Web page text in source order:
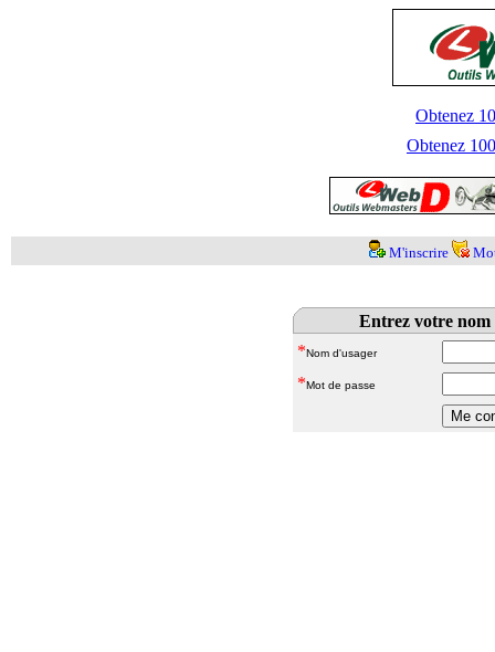
Obtenez
Obtenez
M'inscrire
Entrez votre nom
*Nom d'usager
*Mot de passe